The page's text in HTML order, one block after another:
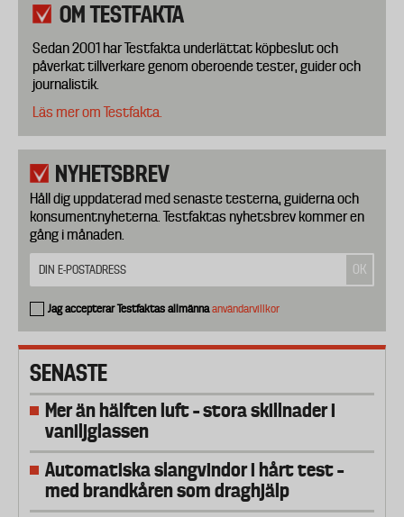
OM TESTFAKTA
Sedan 2001 har Testfakta underlättat köpbeslut och
påverkat tillverkare genom oberoende tester, guider och
journalistik.
Läs mer om Testfakta.
NYHETSBREV
Håll dig uppdaterad med senaste testerna, guiderna och
konsumentnyheterna. Testfaktas nyhetsbrev kommer en
gång i månaden.
Jag accepterar Testfaktas allmännaanvändarvillkor
SENASTE
Mer än hälften luft – stora skillnader i
vaniljglassen
Automatiska slangvindor i hårt test –
med brandkåren som draghjälp